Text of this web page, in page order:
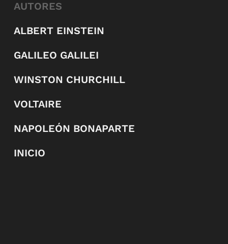
AUTORES
ALBERT EINSTEIN
GALILEO GALILEI
WINSTON CHURCHILL
VOLTAIRE
NAPOLEÓN BONAPARTE
INICIO